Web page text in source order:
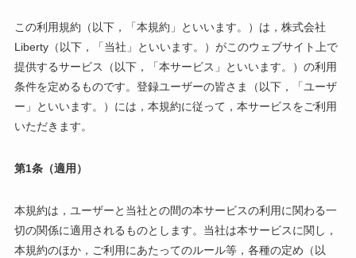
この利用規約（以下，「本規約」といいます。）は，株式会社
Liberty（以下，「当社」といいます。）がこのウェブサイト上で
提供するサービス（以下，「本サービス」といいます。）の利用
条件を定めるものです。登録ユーザーの皆さま（以下，「ユーザ
ー」といいます。）には，本規約に従って，本サービスをご利用
いただきます。
第1条（適用）
本規約は，ユーザーと当社との間の本サービスの利用に関わる一
切の関係に適用されるものとします。当社は本サービスに関し，
本規約のほか，ご利用にあたってのルール等，各種の定め（以